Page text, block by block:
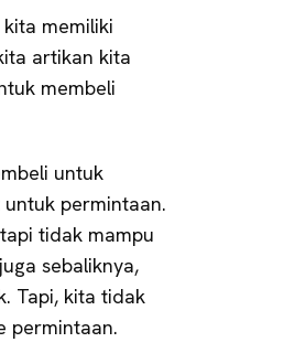
memiliki
artikan kita
membeli
untuk
permintaan.
tidak mampu
sebaliknya,
Tapi, kita tidak
permintaan.